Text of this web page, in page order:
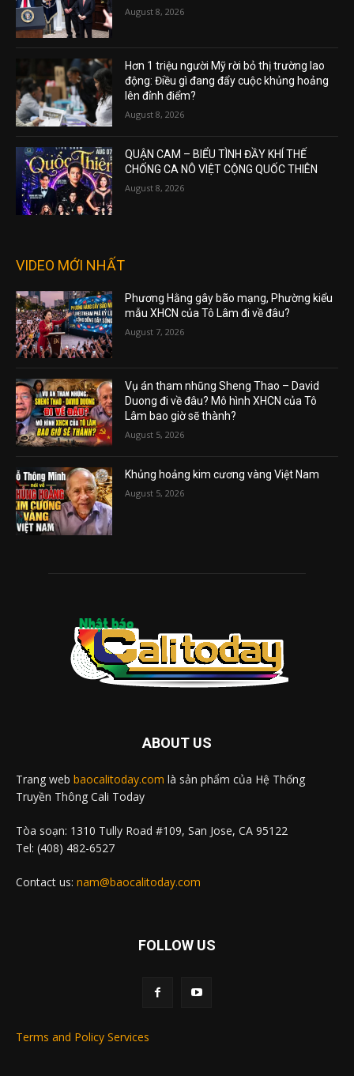
August 8, 2026
Hơn 1 triệu người Mỹ rời bỏ thị trường lao
động: Điều gì đang đẩy cuộc khủng hoảng
lên đỉnh điểm?
August 8, 2026
QUẬN CAM – BIỂU TÌNH ĐẦY KHÍ THẾ
CHỐNG CA NÔ VIỆT CỘNG QUỐC THIÊN
August 8, 2026
VIDEO MỚI NHẤT
Phương Hằng gây bão mạng, Phường kiểu
mẫu XHCN của Tô Lâm đi về đâu?
August 7, 2026
Vụ án tham nhũng Sheng Thao – David
Duong đi về đâu? Mô hình XHCN của Tô
Lâm bao giờ sẽ thành?
August 5, 2026
Khủng hoảng kim cương vàng Việt Nam
August 5, 2026
ABOUT US
Trang web baocalitoday.com là sản phẩm của Hệ Thống
Truyền Thông Cali Today
Tòa soạn: 1310 Tully Road #109, San Jose, CA 95122
Tel: (408) 482-6527
Contact us: nam@baocalitoday.com
FOLLOW US
Terms and Policy Services